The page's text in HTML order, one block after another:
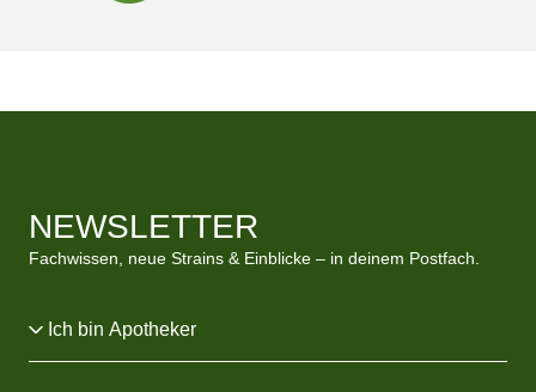
NEWSLETTER
Fachwissen, neue Strains & Einblicke – in deinem Postfach.